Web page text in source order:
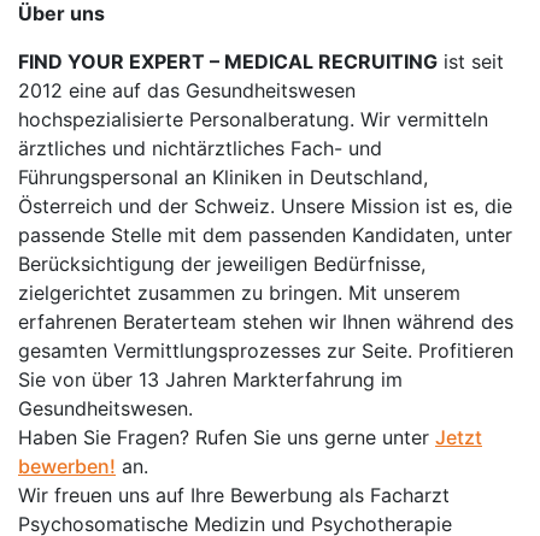
Über uns
FIND YOUR EXPERT – MEDICAL RECRUITING ist seit
2012 eine auf das Gesundheitswesen
hochspezialisierte Personalberatung. Wir vermitteln
ärztliches und nichtärztliches Fach- und
Führungspersonal an Kliniken in Deutschland,
Österreich und der Schweiz. Unsere Mission ist es, die
passende Stelle mit dem passenden Kandidaten, unter
Berücksichtigung der jeweiligen Bedürfnisse,
zielgerichtet zusammen zu bringen. Mit unserem
erfahrenen Beraterteam stehen wir Ihnen während des
gesamten Vermittlungsprozesses zur Seite. Profitieren
Sie von über 13 Jahren Markterfahrung im
Gesundheitswesen.
Haben Sie Fragen? Rufen Sie uns gerne unter Jetzt
bewerben! an.
Wir freuen uns auf Ihre Bewerbung als Facharzt
Psychosomatische Medizin und Psychotherapie